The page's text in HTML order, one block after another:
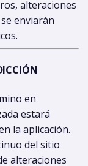
alteraciones
enviarán
en
estará
la aplicación.
del sitio
alteraciones